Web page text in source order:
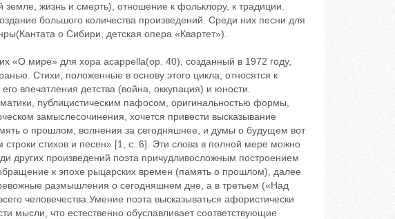
жизнь и смерть), отношение к фольклору, к традиции.
большого количества произведений. Среди них ‬песни для
о Сибири, детская опера «Квартет»).
«О мире» для хора acappella(ор. 40), созданный в 1972 году,
Стихи, положенные в основу этого цикла, относятся к
впечатления детства (война, оккупация) и юности.
публицистическим пафосом, оригинальностью формы,
замыслесочинения, хочется привести высказывание
о прошлом, волнения за сегодняшнее, и думы о будущем ‬вот
стихов и песен» [1, с. 6]. Эти слова в полной мере можно
других произведений поэта причудливосложным построением
к эпохе рыцарских времен (память о прошлом), далее
размышления о сегодняшнем дне, а в третьем («Над
человечества.Умение поэта высказываться афористически
мысли, что естественно обуславливает соответствующие